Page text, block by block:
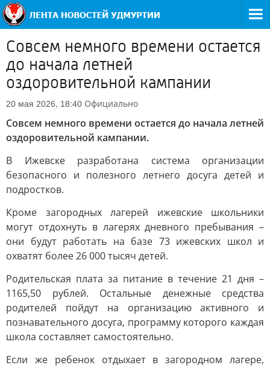
Совсем немного времени остается
до начала летней
оздоровительной кампании
20 мая 2026, 18:40 Официально
Совсем немного времени остается до начала летней
оздоровительной кампании.
В Ижевске разработана система организации
безопасного и полезного летнего досуга детей и
подростков.
Кроме загородных лагерей ижевские школьники
могут отдохнуть в лагерях дневного пребывания –
они будут работать на базе 73 ижевских школ и
охватят более 26 000 тысяч детей.
Родительская плата за питание в течение 21 дня –
1165,50 рублей. Остальные денежные средства
родителей пойдут на организацию активного и
познавательного досуга, программу которого каждая
школа составляет самостоятельно.
Если же ребенок отдыхает в загородном лагере,